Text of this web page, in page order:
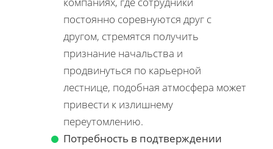
постоянно соревнуются друг с
другом, стремятся получить
признание начальства и
продвинуться по карьерной
лестнице, подобная атмосфера может
привести к излишнему
переутомлению.
Потребность в подтверждении